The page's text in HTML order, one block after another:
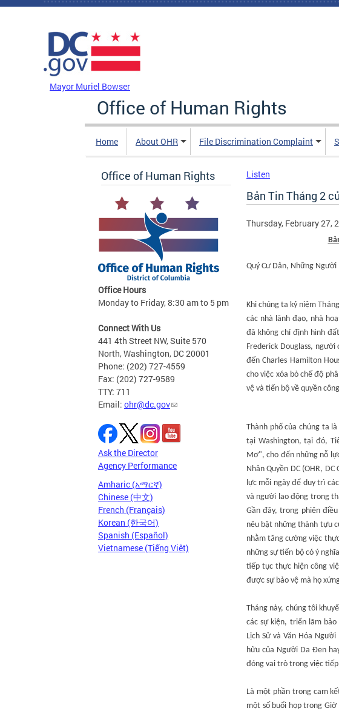
Skip to main content
Mayor Muriel Bowser
Office of Human Rights
Home About OHR File Discrimination Complaint
Office of Human Rights
Office Hours
Monday to Friday, 8:30 am to 5 pm
Connect With Us
441 4th Street NW, Suite 570
North, Washington, DC 20001
Phone: (202) 727-4559
Fax: (202) 727-9589
TTY: 711
Email: ohr@dc.gov
Ask the Director
Agency Performance
Amharic (አማርኛ)
Chinese (中文)
French (Français)
Korean (한국어)
Spanish (Español)
Vietnamese (Tiếng Việt)
Listen
Bản Tin Tháng 2
Thursday, February 27,
Quý Cư Dân, Những Người
Khi chúng ta kỷ niệm
các nhà lãnh đạo, nhà
đã không chỉ định hình
Frederick Douglass,
đến Charles Hamilton
cho việc xóa bỏ chế độ
vệ và tiến bộ về quyền
Thành phố của chúng ta
tại Washington, tại đó,
Mơ", cho đến những nỗ
Nhân Quyền DC (OHR,
lực mỗi ngày để duy trì
và người lao động trong
Gần đây, trong phiên
nêu bật những thành tựu
nhằm tăng cường việc
những sự tiến bộ có ý
tiếp tục thực hiện công
được sự bảo vệ mà họ
Tháng này, chúng tôi
các sự kiện, triển lãm
Lịch Sử và Văn Hóa
hữu của Người Da Đen
đóng vai trò trong việc
Là một phần trong cam
một số buổi họp trong